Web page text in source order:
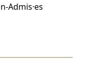
Admis·es